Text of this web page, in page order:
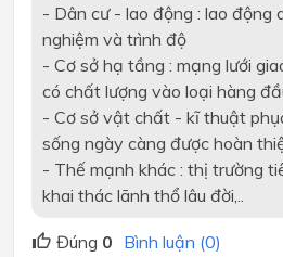
- Dân cư - lao động : lao động
nghiệm và trình độ
- Cơ sở hạ tầng : mạng lưới
có chất lượng vào loại hàng
- Cơ sở vật chất - kĩ thuật
sống ngày càng được hoàn
- Thế mạnh khác : thị trường
khai thác lãnh thổ lâu đời,..
Đúng 0 Bình luận (0)